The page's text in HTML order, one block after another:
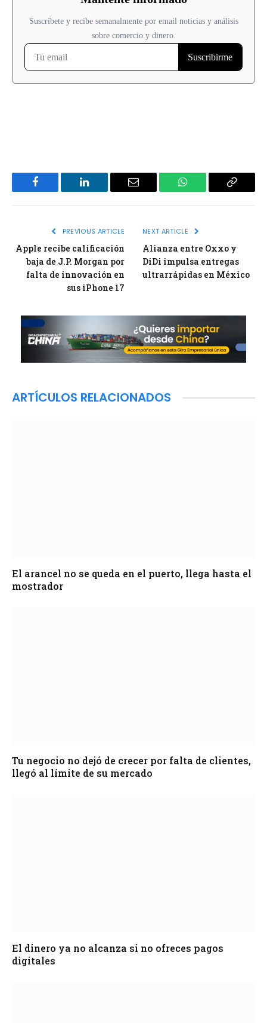
Facebook LinkedIn Email WhatsApp Copy
PREVIOUS ARTICLE
Apple recibe calificación
baja de J.P. Morgan por
falta de innovación en
sus iPhone 17
NEXT ARTICLE
Alianza entre Oxxo y
DiDi impulsa entregas
ultrarrápidas en México
ARTÍCULOS RELACIONADOS
El arancel no se queda en el puerto, llega hasta el
mostrador
Tu negocio no dejó de crecer por falta de clientes,
llegó al límite de su mercado
El dinero ya no alcanza si no ofreces pagos
digitales